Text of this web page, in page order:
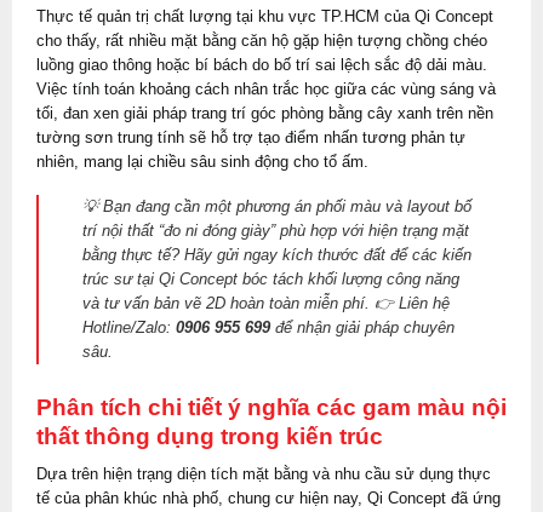
Thực tế quản trị chất lượng tại khu vực TP.HCM của Qi Concept
cho thấy, rất nhiều mặt bằng căn hộ gặp hiện tượng chồng chéo
luồng giao thông hoặc bí bách do bố trí sai lệch sắc độ dải màu.
Việc tính toán khoảng cách nhân trắc học giữa các vùng sáng và
tối, đan xen giải pháp trang trí góc phòng bằng cây xanh trên nền
tường sơn trung tính sẽ hỗ trợ tạo điểm nhấn tương phản tự
nhiên, mang lại chiều sâu sinh động cho tổ ấm.
💡 Bạn đang cần một phương án phối màu và layout bố
trí nội thất “đo ni đóng giày” phù hợp với hiện trạng mặt
bằng thực tế? Hãy gửi ngay kích thước đất để các kiến
trúc sư tại Qi Concept bóc tách khối lượng công năng
và tư vấn bản vẽ 2D hoàn toàn miễn phí. 👉 Liên hệ
Hotline/Zalo: 0906 955 699để nhận giải pháp chuyên
sâu.
Phân tích chi tiết ý nghĩa các gam màu nội
thất thông dụng trong kiến trúc
Dựa trên hiện trạng diện tích mặt bằng và nhu cầu sử dụng thực
tế của phân khúc nhà phố, chung cư hiện nay, Qi Concept đã ứng